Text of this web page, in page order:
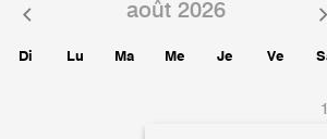
août 2026
Di Lu Ma Me Je Ve
1
Mois